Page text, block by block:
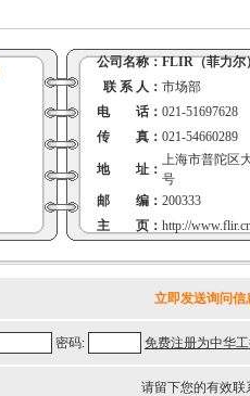
公司名称：FLIR（菲力尔
联 系 人： 市场部
电 话： 021-51697628
传 真： 021-54660289
地 址：
上海市普陀区
号
邮 编： 200333
主 页： http://
立即发送询问信
密码: 免费注册为中华
请留下您的有效